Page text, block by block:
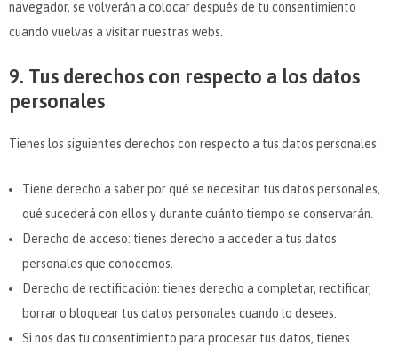
navegador, se volverán a colocar después de tu consentimiento
cuando vuelvas a visitar nuestras webs.
9. Tus derechos con respecto a los datos
personales
Tienes los siguientes derechos con respecto a tus datos personales:
Tiene derecho a saber por qué se necesitan tus datos personales,
qué sucederá con ellos y durante cuánto tiempo se conservarán.
Derecho de acceso: tienes derecho a acceder a tus datos
personales que conocemos.
Derecho de rectificación: tienes derecho a completar, rectificar,
borrar o bloquear tus datos personales cuando lo desees.
Si nos das tu consentimiento para procesar tus datos, tienes